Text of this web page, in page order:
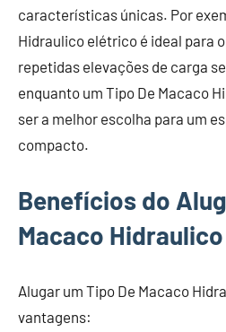
características únicas. Por
Hidraulico elétrico é ideal para
repetidas elevações de carga
enquanto um Tipo De Macaco
ser a melhor escolha para um
compacto.
Benefícios do
Macaco Hidraulico
Alugar um Tipo De Macaco
vantagens: